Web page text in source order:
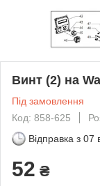
Винт (2) на
Під замовлення
Код: 858-625
Відправка з 07
52 ₴